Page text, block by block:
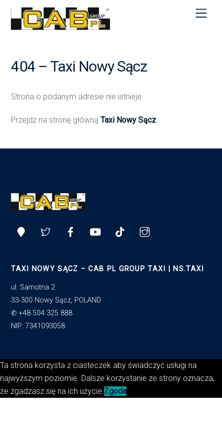
M
e
404 – Taxi Nowy Sącz
Strona o podanym adresie nie istnieje.
Przejdź na stronę głównąTaxi Nowy Sącz
TAXI NOWY SĄCZ – CAB PL GROUP TAXI | NS.TAXI
ul. Samotna 2
33-300 Nowy Sącz, POLAND
✆ +48 504 325 888
NIP: 7341093058
Ta strona korzysta z ciasteczek aby świadczyć usługi na
najwyższym poziomie. Dalsze korzystanie ze strony oznacza,
że zgadzasz się na ich użycie.Zgoda